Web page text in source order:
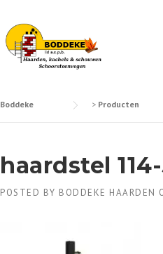
Boddeke > Producten
haardstel
POSTED BY BODDEKE HAARDEN